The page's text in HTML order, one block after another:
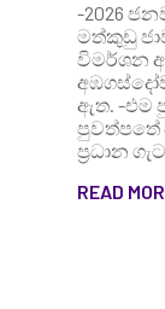
-2026
මත්කුඩු
විමර්ශන
ඇත. -එම
පුවත්පතේ
ප්‍රධාන
READ